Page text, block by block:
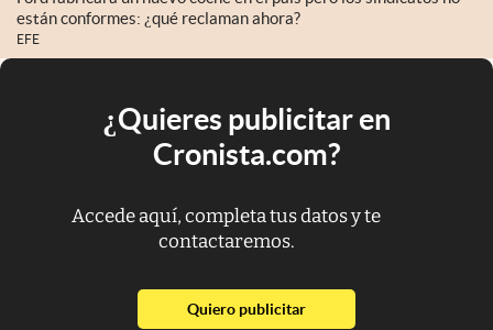
están conformes: ¿qué reclaman ahora?
EFE
¿Quieres publicitar en
Cronista.com?
Accede aquí, completa tus datos y te
contactaremos.
Quiero publicitarabre en nueva pestaña